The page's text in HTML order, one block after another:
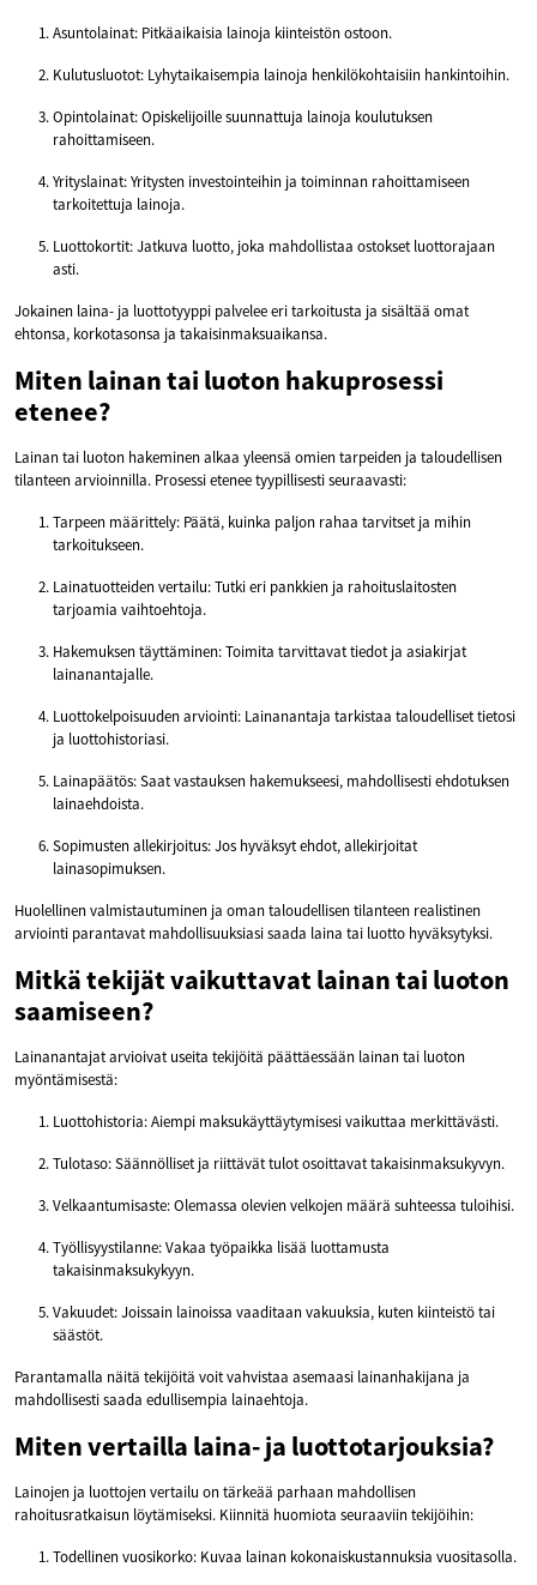
Asuntolainat: Pitkäaikaisia lainoja kiinteistön ostoon.
Kulutusluotot: Lyhytaikaisempia lainoja henkilökohtaisiin hankintoihin.
Opintolainat: Opiskelijoille suunnattuja lainoja koulutuksen
rahoittamiseen.
Yrityslainat: Yritysten investointeihin ja toiminnan rahoittamiseen
tarkoitettuja lainoja.
Luottokortit: Jatkuva luotto, joka mahdollistaa ostokset luottorajaan
asti.
Jokainen laina- ja luottotyyppi palvelee eri tarkoitusta ja sisältää omat
ehtonsa, korkotasonsa ja takaisinmaksuaikansa.
Miten lainan tai luoton hakuprosessi
etenee?
Lainan tai luoton hakeminen alkaa yleensä omien tarpeiden ja taloudellisen
tilanteen arvioinnilla. Prosessi etenee tyypillisesti seuraavasti:
Tarpeen määrittely: Päätä, kuinka paljon rahaa tarvitset ja mihin
tarkoitukseen.
Lainatuotteiden vertailu: Tutki eri pankkien ja rahoituslaitosten
tarjoamia vaihtoehtoja.
Hakemuksen täyttäminen: Toimita tarvittavat tiedot ja asiakirjat
lainanantajalle.
Luottokelpoisuuden arviointi: Lainanantaja tarkistaa taloudelliset tietosi
ja luottohistoriasi.
Lainapäätös: Saat vastauksen hakemukseesi, mahdollisesti ehdotuksen
lainaehdoista.
Sopimusten allekirjoitus: Jos hyväksyt ehdot, allekirjoitat
lainasopimuksen.
Huolellinen valmistautuminen ja oman taloudellisen tilanteen realistinen
arviointi parantavat mahdollisuuksiasi saada laina tai luotto hyväksytyksi.
Mitkä tekijät vaikuttavat lainan tai luoton
saamiseen?
Lainanantajat arvioivat useita tekijöitä päättäessään lainan tai luoton
myöntämisestä:
Luottohistoria: Aiempi maksukäyttäytymisesi vaikuttaa merkittävästi.
Tulotaso: Säännölliset ja riittävät tulot osoittavat takaisinmaksukyvyn.
Velkaantumisaste: Olemassa olevien velkojen määrä suhteessa tuloihisi.
Työllisyystilanne: Vakaa työpaikka lisää luottamusta
takaisinmaksukykyyn.
Vakuudet: Joissain lainoissa vaaditaan vakuuksia, kuten kiinteistö tai
säästöt.
Parantamalla näitä tekijöitä voit vahvistaa asemaasi lainanhakijana ja
mahdollisesti saada edullisempia lainaehtoja.
Miten vertailla laina- ja luottotarjouksia?
Lainojen ja luottojen vertailu on tärkeää parhaan mahdollisen
rahoitusratkaisun löytämiseksi. Kiinnitä huomiota seuraaviin tekijöihin:
Todellinen vuosikorko: Kuvaa lainan kokonaiskustannuksia vuositasolla.